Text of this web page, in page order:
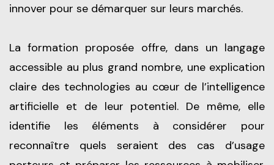
innover pour se démarquer sur leurs marchés.
La formation proposée offre, dans un langage
accessible au plus grand nombre, une explication
claire des technologies au cœur de l’intelligence
artificielle et de leur potentiel. De même, elle
identifie les éléments à considérer pour
reconnaître quels seraient des cas d’usage